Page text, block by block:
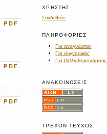
ΧΡΉΣΤΗΣ
Συνδεθείτε
ΠΛΗΡΟΦΟΡΊΕΣ
Για αναγνώστες
Για συγγραφείς
Για βιβλιοθηκονόμους
ΑΝΑΚΟΙΝΏΣΕΙΣ
ΤΡΈΧΟΝ ΤΕΎΧΟΣ
PDF
PDF
PDF